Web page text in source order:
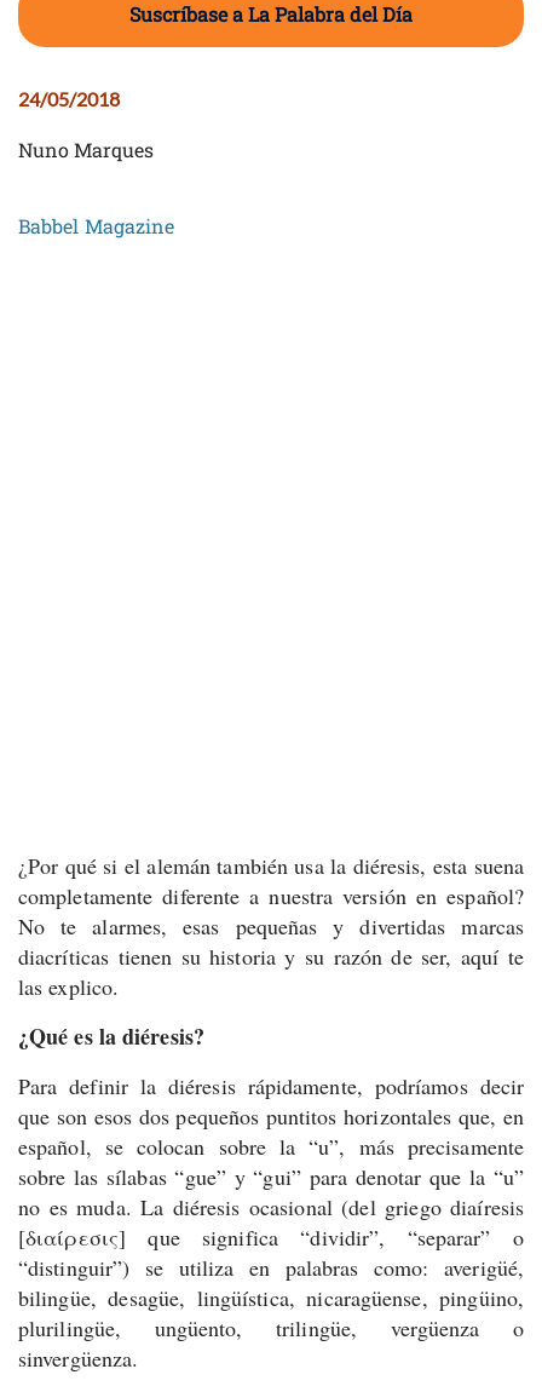
Suscríbase a La Palabra del Día
24/05/2018
Nuno Marques
Babbel Magazine
¿Por qué si el alemán también usa la diéresis, esta suena
completamente diferente a nuestra versión en español?
No te alarmes, esas pequeñas y divertidas marcas
diacríticas tienen su historia y su razón de ser, aquí te
las explico.
¿Qué es la diéresis?
Para definir la diéresis rápidamente, podríamos decir
que son esos dos pequeños puntitos horizontales que, en
español, se colocan sobre la “u”, más precisamente
sobre las sílabas “gue” y “gui” para denotar que la “u”
no es muda. La diéresis ocasional (del griego diaíresis
[διαίρεσις] que significa “dividir”, “separar” o
“distinguir”) se utiliza en palabras como: averigüé,
bilingüe, desagüe, lingüística, nicaragüense, pingüino,
plurilingüe, ungüento, trilingüe, vergüenza o
sinvergüenza.